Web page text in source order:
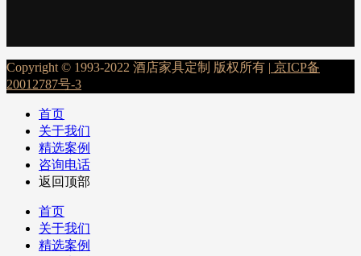
Copyright © 1993-2022 酒店家具定制 版权所有 | 京ICP备
20012787号-3
首页
关于我们
精选案例
咨询电话
返回顶部
首页
关于我们
精选案例